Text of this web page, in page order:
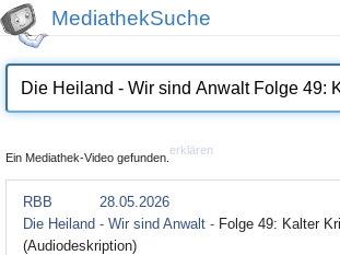
MediathekSuche
Ein Mediathek-Video gefunden.
erklären
RBB
28.05.2026
Die Heiland - Wir sind Anwalt - Folge 49: Kalter
(Audiodeskription)